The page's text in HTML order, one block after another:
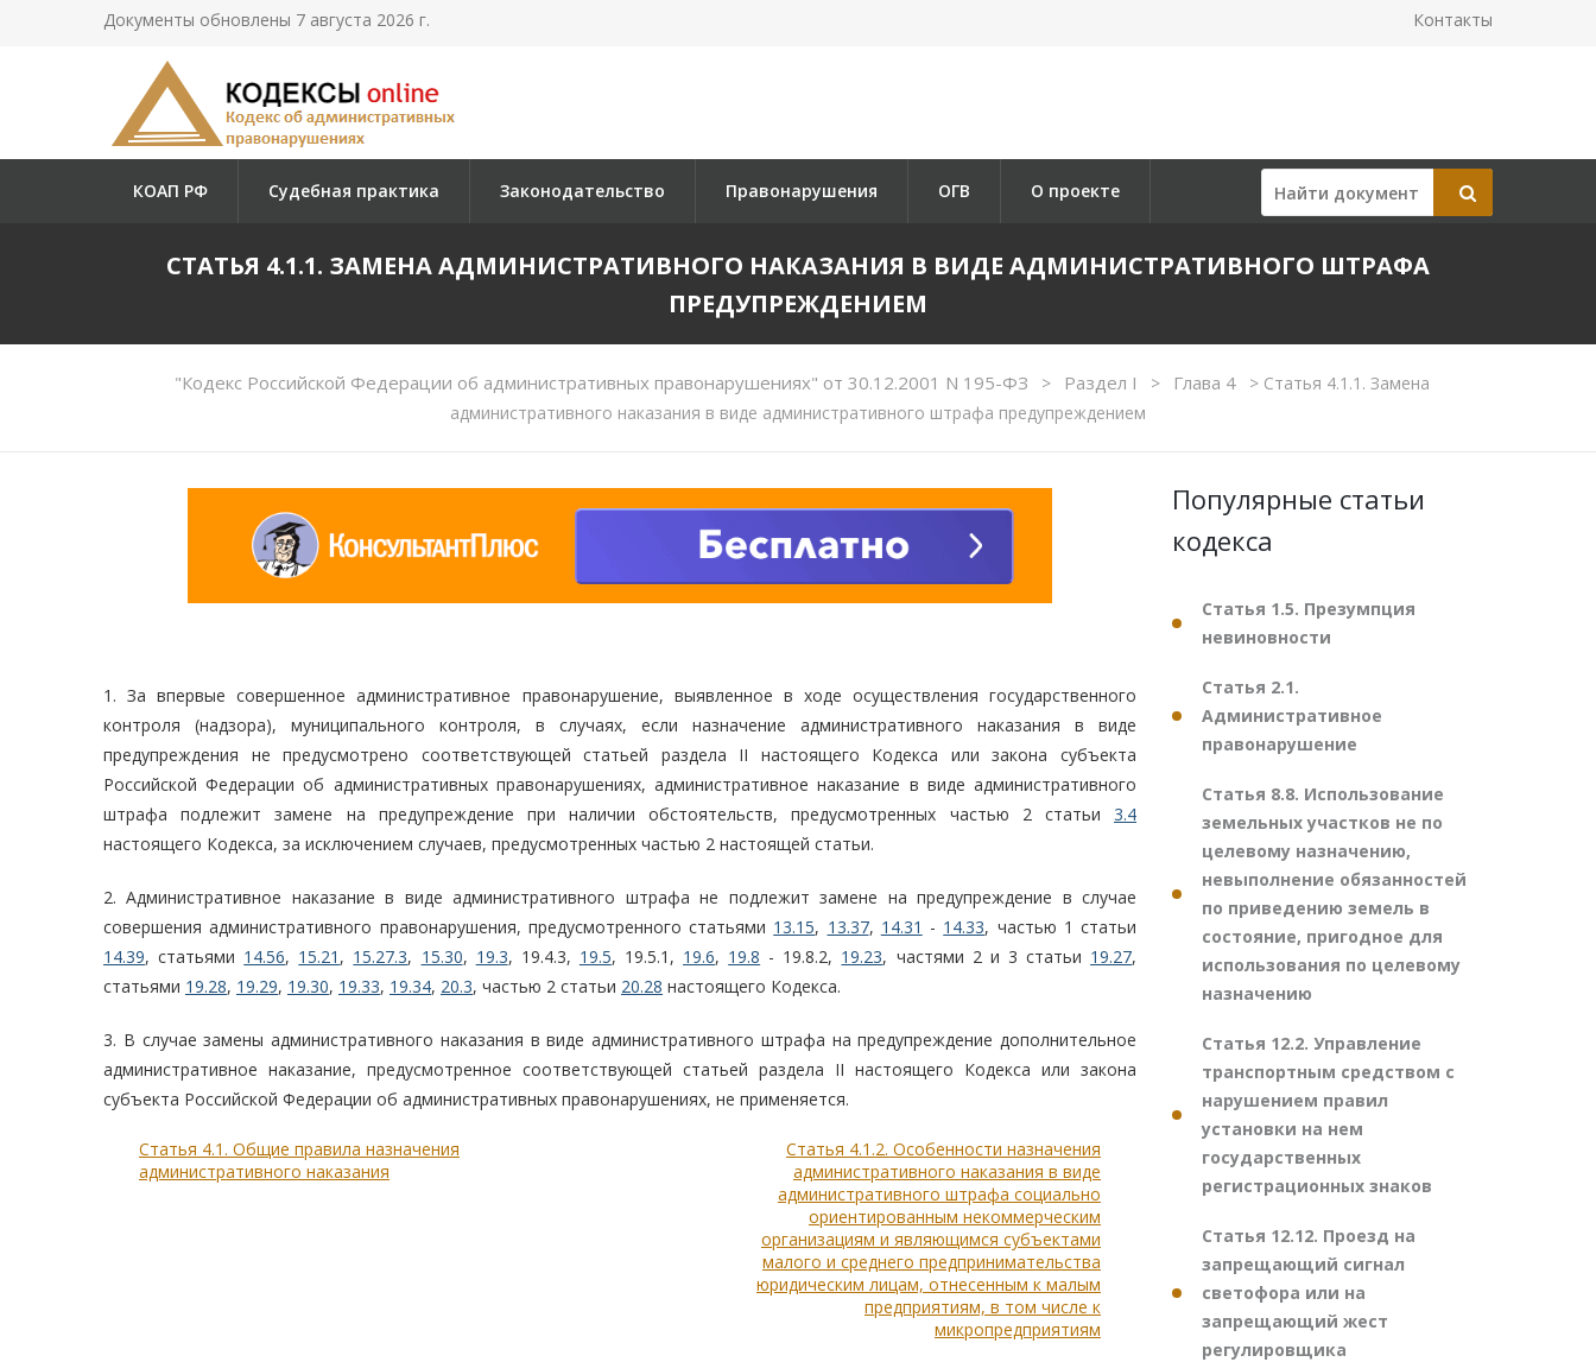
Документы обновлены 7 августа 2026 г. Контакты
КОАП РФ Судебная практика Законодательство Правонарушения ОГВ О проекте
СТАТЬЯ 4.1.1. ЗАМЕНА АДМИНИСТРАТИВНОГО НАКАЗАНИЯ В ВИДЕ АДМИНИСТРАТИВНОГО ШТРАФА
ПРЕДУПРЕЖДЕНИЕМ
"Кодекс Российской Федерации об административных правонарушениях" от 30.12.2001 N 195-ФЗ > Раздел I > Глава 4 > Статья 4.1.1. Замена
административного наказания в виде административного штрафа предупреждением
1. За впервые совершенное административное правонарушение, выявленное в ходе осуществления государственного
контроля (надзора), муниципального контроля, в случаях, если назначение административного наказания в виде
предупреждения не предусмотрено соответствующей статьей раздела II настоящего Кодекса или закона субъекта
Российской Федерации об административных правонарушениях, административное наказание в виде административного
штрафа подлежит замене на предупреждение при наличии обстоятельств, предусмотренных частью 2 статьи 3.4
настоящего Кодекса, за исключением случаев, предусмотренных частью 2 настоящей статьи.
2. Административное наказание в виде административного штрафа не подлежит замене на предупреждение в случае
совершения административного правонарушения, предусмотренного статьями 13.15, 13.37, 14.31 - 14.33, частью 1 статьи
14.39, статьями 14.56, 15.21 , 15.27.3, 15.30, 19.3, 19.4.3, 19.5, 19.5.1, 19.6, 19.8 - 19.8.2, 19.23, частями 2 и 3 статьи 19.27,
статьями 19.28, 19.29, 19.30, 19.33, 19.34, 20.3, частью 2 статьи 20.28 настоящего Кодекса.
3. В случае замены административного наказания в виде административного штрафа на предупреждение дополнительное
административное наказание, предусмотренное соответствующей статьей раздела II настоящего Кодекса или закона
субъекта Российской Федерации об административных правонарушениях, не применяется.
Статья 4.1. Общие правила назначения
административного наказания
Статья 4.1.2. Особенности назначения
административного наказания в виде
административного штрафа социально
ориентированным некоммерческим
организациям и являющимся субъектами
малого и среднего предпринимательства
юридическим лицам, отнесенным к малым
предприятиям, в том числе к
микропредприятиям
Популярные статьи
кодекса
Статья 1.5. Презумпция
невиновности
Статья 2.1.
Административное
правонарушение
Статья 8.8. Использование
земельных участков не по
целевому назначению,
невыполнение обязанностей
по приведению земель в
состояние, пригодное для
использования по целевому
назначению
Статья 12.2. Управление
транспортным средством с
нарушением правил
установки на нем
государственных
регистрационных знаков
Статья 12.12. Проезд на
запрещающий сигнал
светофора или на
запрещающий жест
регулировщика